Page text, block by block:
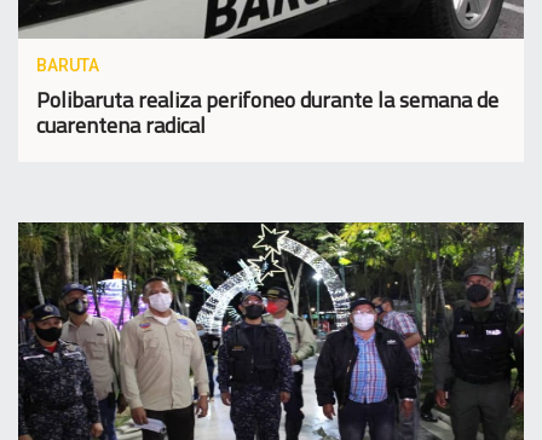
BARUTA
Polibaruta realiza perifoneo durante la semana de
cuarentena radical